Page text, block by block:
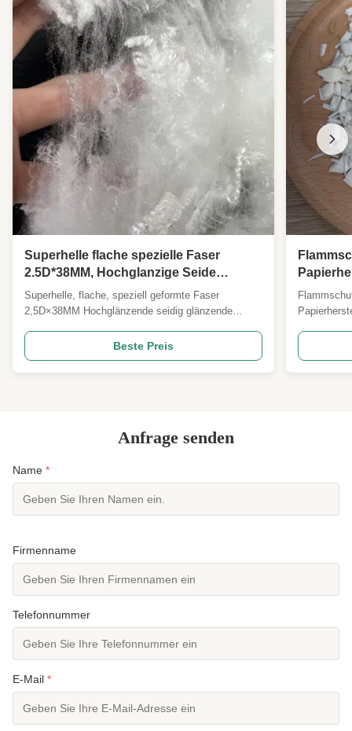
Superhelle flache spezielle Faser
2.5D*38MM, Hochglanzige Seide
glänzende Textilfaser für Bekleidung
Kleidung & Abendkleid Rohstoff
Superhelle, flache, speziell geformte Faser
2,5D×38MM Hochglänzende seidig glänzende
Produktübersicht Unsere 2,5D×38MM superhelle
Polyester-Stapelfaser mit flachem Profil ist ein
hochwertiger, verbesserter funktioneller
Beste Preis
Anfrage senden
Name *
Firmenname
Telefonnummer
E-Mail *